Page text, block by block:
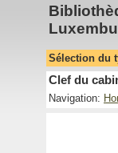
Sélection du
Clef du
Navigation: